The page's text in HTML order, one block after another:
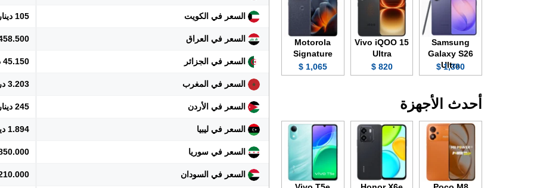
السعر في الكويت 105 دينار
السعر في العراق 458.500
السعر في الجزائر 45.150 دينار
السعر في المغرب 3.203 درهم
السعر في الأردن 245 دينار
السعر في ليبيا 1.894 دينار
السعر في سوريا 3.850.000
السعر في السودان 210.000
Samsung
Galaxy S26
Ultra
1,300 $
Vivo iQOO 15
Ultra
820 $
Motorola
Signature
1,065 $
أحدث الأجهزة